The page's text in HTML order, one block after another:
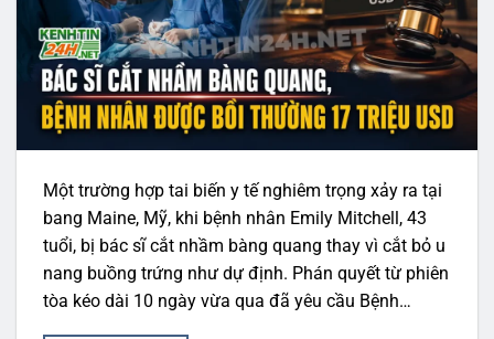
Một trường hợp tai biến y tế nghiêm trọng xảy ra tại
bang Maine, Mỹ, khi bệnh nhân Emily Mitchell, 43
tuổi, bị bác sĩ cắt nhầm bàng quang thay vì cắt bỏ u
nang buồng trứng như dự định. Phán quyết từ phiên
tòa kéo dài 10 ngày vừa qua đã yêu cầu Bệnh…